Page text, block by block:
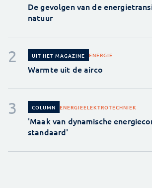
De gevolgen van de
natuur
UIT HET MAGAZINE ENERGIE
Warmte uit de airco
COLUMN ENERGIEELEKTROTECHNIEK
'Maak van dynamische
standaard'